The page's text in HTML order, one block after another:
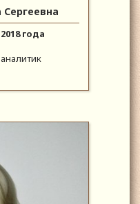
Сергеевна
года